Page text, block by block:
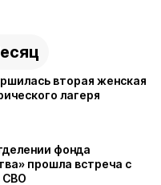
вторая женская
лагеря
фонда
прошла встреча с
СВО